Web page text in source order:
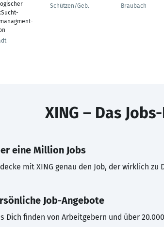
Schützen/Geb.
Braubach
XING – Das
eine Million Jobs
mit XING genau den Job, der wirklich zu
Job-Angebote
Dich finden von Arbeitgebern und über